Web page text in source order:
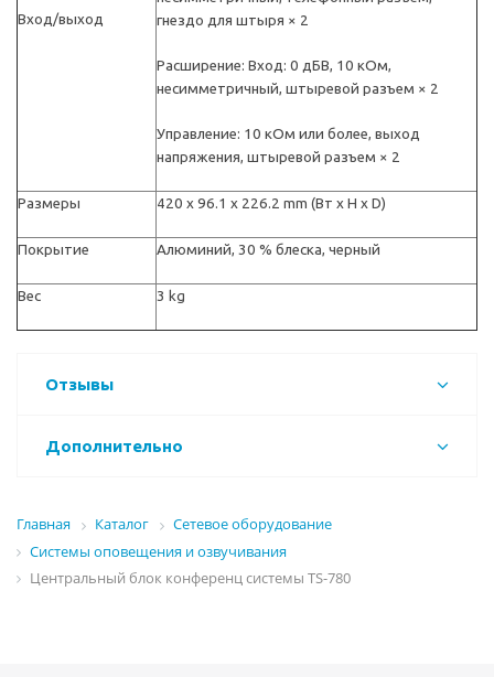
Вход/выход
гнездо для штыря × 2
Расширение: Вход: 0 дБВ, 10 кОм,
несимметричный, штыревой разъем × 2
Управление: 10 кОм или более, выход
напряжения, штыревой разъем × 2
Размеры 420 x 96.1 x 226.2 mm (Вт x H x D)
Покрытие Алюминий, 30 % блеска, черный
Вес 3 kg
Отзывы
Дополнительно
Главная Каталог
Сетевое оборудование
Системы оповещения и озвучивания
Центральный блок конференц системы TS-780